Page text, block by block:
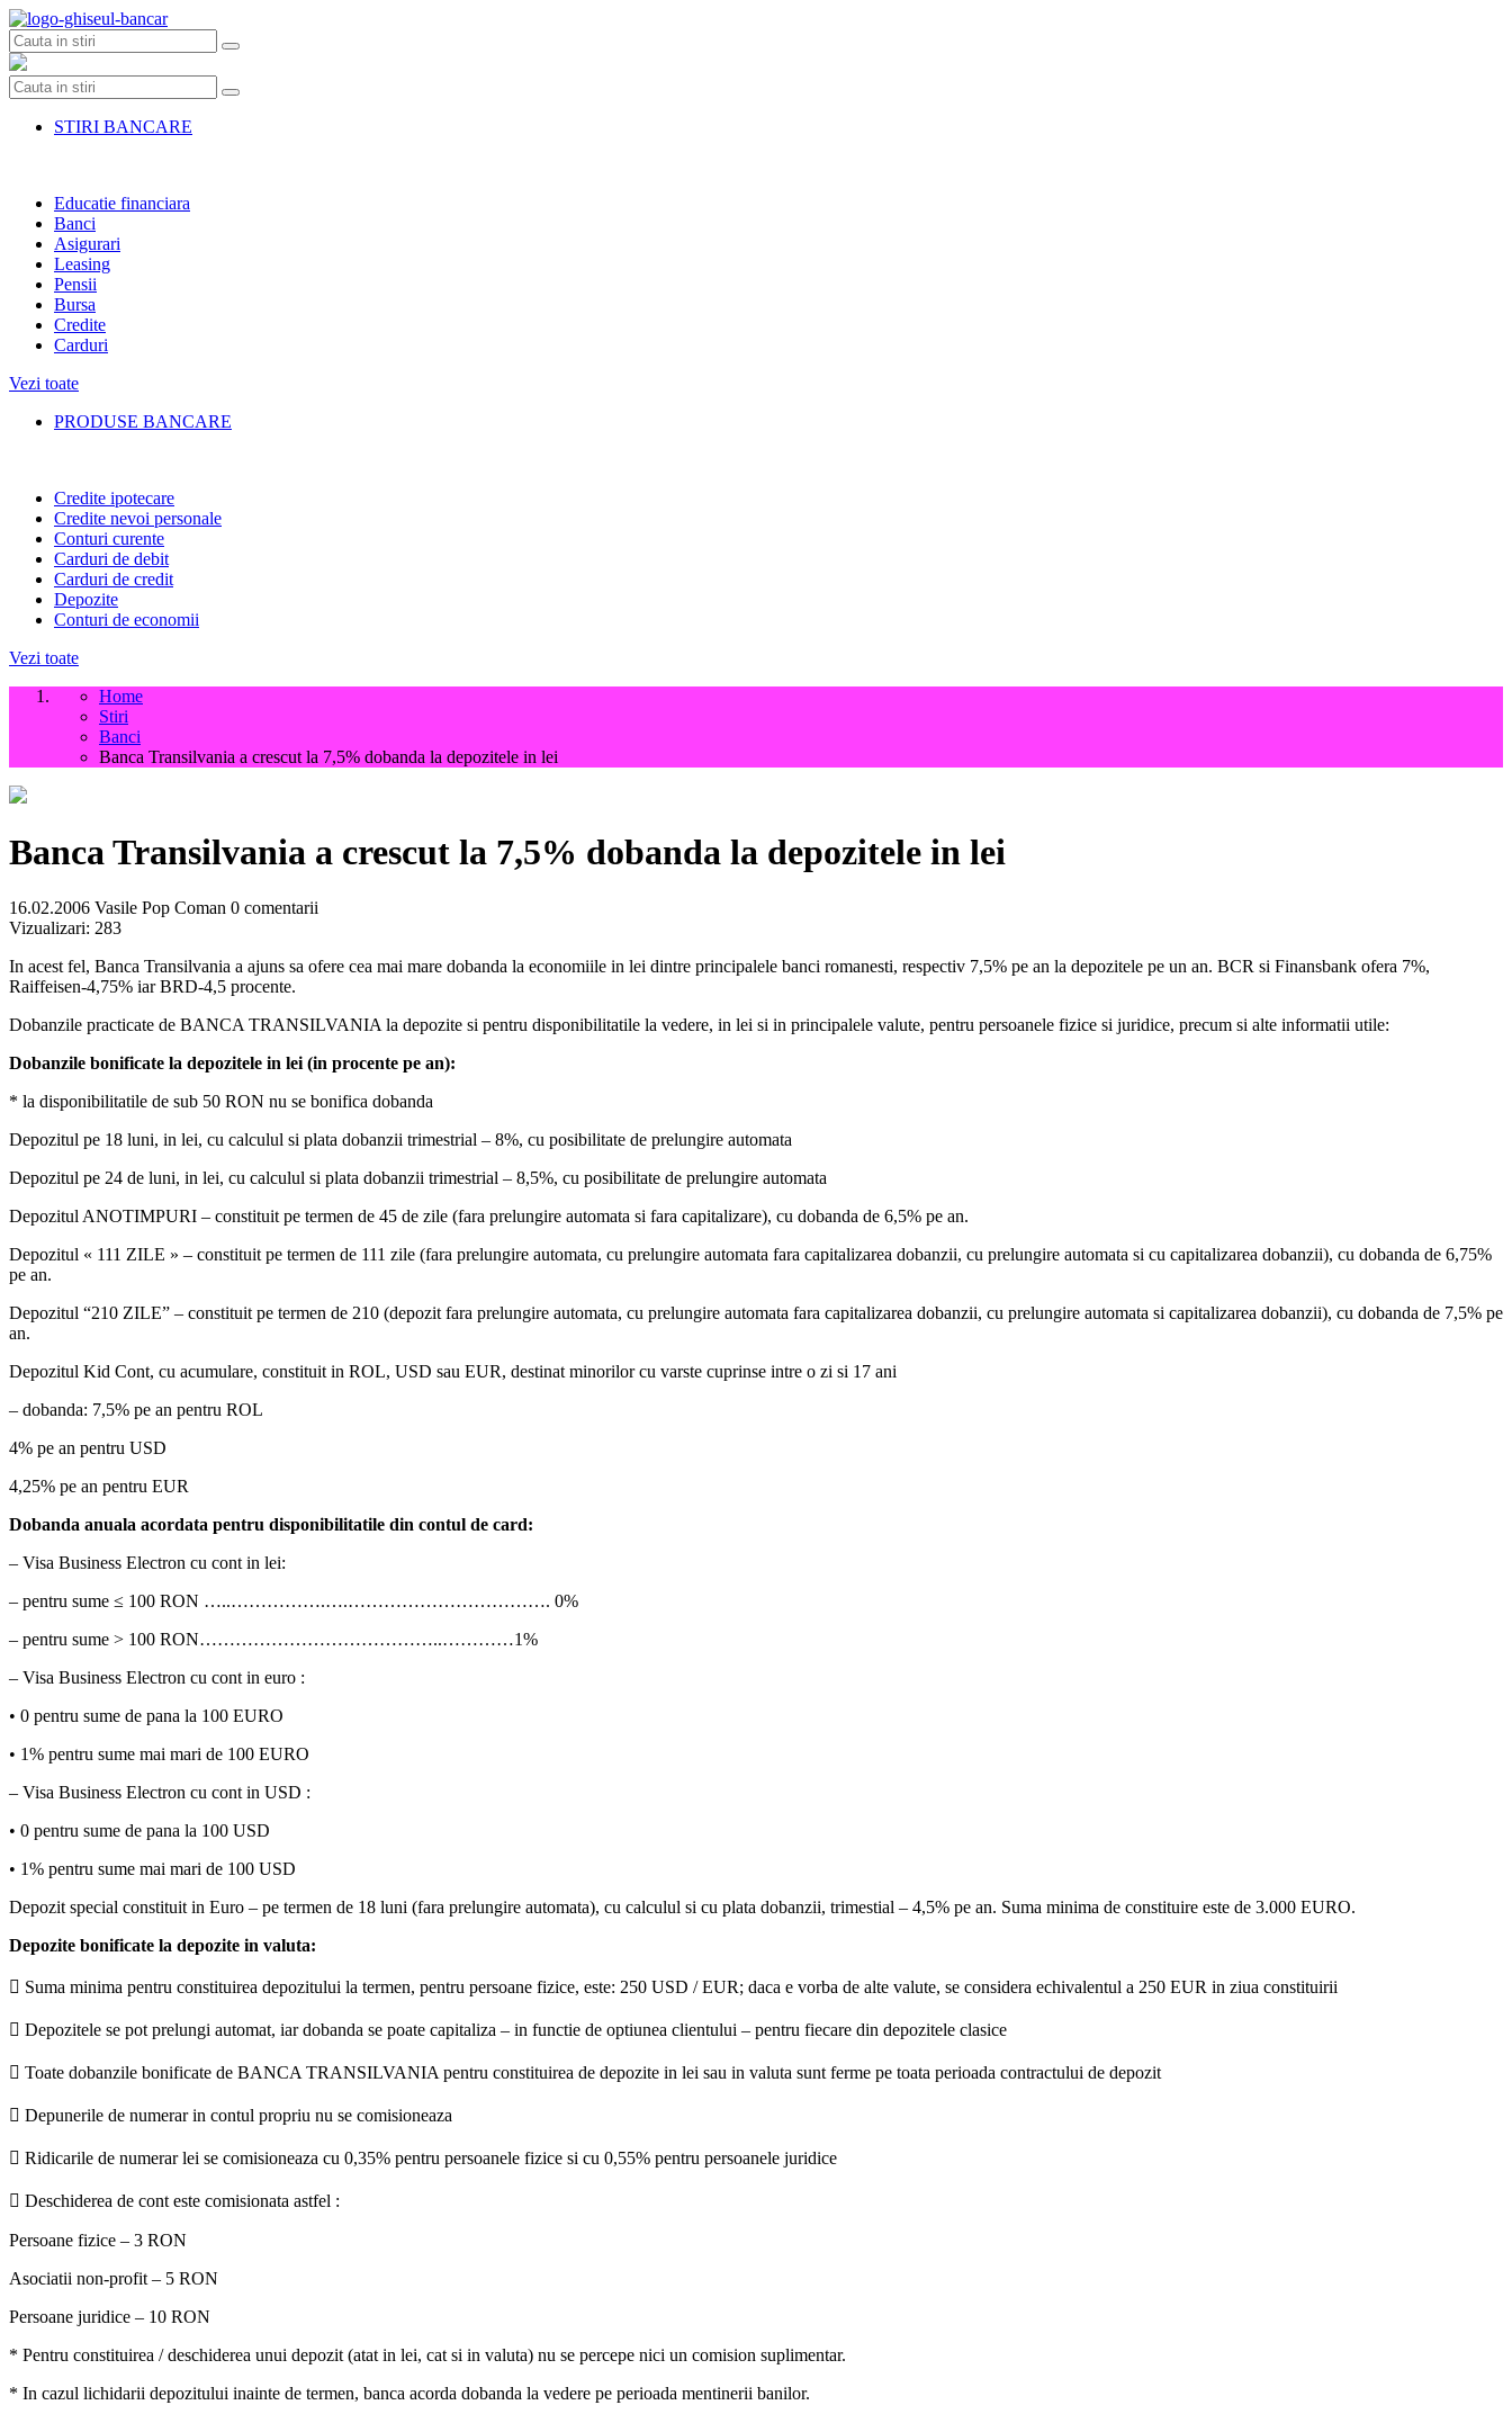
Skip
to
content
STIRI BANCARE
Educatie financiara
Banci
Asigurari
Leasing
Pensii
Bursa
Credite
Carduri
Vezi toate
PRODUSE BANCARE
Credite ipotecare
Credite nevoi personale
Conturi curente
Carduri de debit
Carduri de credit
Depozite
Conturi de economii
Vezi toate
Home
Stiri
Banci
Banca Transilvania a crescut la 7,5% dobanda la depozitele in lei
Banca Transilvania a crescut la 7,5% dobanda la depozitele in lei
16.02.2006 Vasile Pop Coman 0 comentarii
Vizualizari: 283
In acest fel, Banca Transilvania a ajuns sa ofere cea mai mare dobanda la economiile in lei dintre principalele banci romanesti, respectiv 7,5% pe an la depozitele pe un an. BCR si Finansbank ofera 7%,
Raiffeisen-4,75% iar BRD-4,5 procente.
Dobanzile practicate de BANCA TRANSILVANIA la depozite si pentru disponibilitatile la vedere, in lei si in principalele valute, pentru persoanele fizice si juridice, precum si alte informatii utile:
Dobanzile bonificate la depozitele in lei (in procente pe an):
* la disponibilitatile de sub 50 RON nu se bonifica dobanda
Depozitul pe 18 luni, in lei, cu calculul si plata dobanzii trimestrial – 8%, cu posibilitate de prelungire automata
Depozitul pe 24 de luni, in lei, cu calculul si plata dobanzii trimestrial – 8,5%, cu posibilitate de prelungire automata
Depozitul ANOTIMPURI – constituit pe termen de 45 de zile (fara prelungire automata si fara capitalizare), cu dobanda de 6,5% pe an.
Depozitul « 111 ZILE » – constituit pe termen de 111 zile (fara prelungire automata, cu prelungire automata fara capitalizarea dobanzii, cu prelungire automata si cu capitalizarea dobanzii), cu dobanda de 6,75%
pe an.
Depozitul “210 ZILE” – constituit pe termen de 210 (depozit fara prelungire automata, cu prelungire automata fara capitalizarea dobanzii, cu prelungire automata si capitalizarea dobanzii), cu dobanda de 7,5% pe
an.
Depozitul Kid Cont, cu acumulare, constituit in ROL, USD sau EUR, destinat minorilor cu varste cuprinse intre o zi si 17 ani
– dobanda: 7,5% pe an pentru ROL
4% pe an pentru USD
4,25% pe an pentru EUR
Dobanda anuala acordata pentru disponibilitatile din contul de card:
– Visa Business Electron cu cont in lei:
– pentru sume ≤ 100 RON …..…………….….……………………………. 0%
– pentru sume > 100 RON…………………………………..…………1%
– Visa Business Electron cu cont in euro :
• 0 pentru sume de pana la 100 EURO
• 1% pentru sume mai mari de 100 EURO
– Visa Business Electron cu cont in USD :
• 0 pentru sume de pana la 100 USD
• 1% pentru sume mai mari de 100 USD
Depozit special constituit in Euro – pe termen de 18 luni (fara prelungire automata), cu calculul si cu plata dobanzii, trimestial – 4,5% pe an. Suma minima de constituire este de 3.000 EURO.
Depozite bonificate la depozite in valuta:
 Suma minima pentru constituirea depozitului la termen, pentru persoane fizice, este: 250 USD / EUR; daca e vorba de alte valute, se considera echivalentul a 250 EUR in ziua constituirii
 Depozitele se pot prelungi automat, iar dobanda se poate capitaliza – in functie de optiunea clientului – pentru fiecare din depozitele clasice
 Toate dobanzile bonificate de BANCA TRANSILVANIA pentru constituirea de depozite in lei sau in valuta sunt ferme pe toata perioada contractului de depozit
 Depunerile de numerar in contul propriu nu se comisioneaza
 Ridicarile de numerar lei se comisioneaza cu 0,35% pentru persoanele fizice si cu 0,55% pentru persoanele juridice
 Deschiderea de cont este comisionata astfel :
Persoane fizice – 3 RON
Asociatii non-profit – 5 RON
Persoane juridice – 10 RON
* Pentru constituirea / deschiderea unui depozit (atat in lei, cat si in valuta) nu se percepe nici un comision suplimentar.
* In cazul lichidarii depozitului inainte de termen, banca acorda dobanda la vedere pe perioada mentinerii banilor.